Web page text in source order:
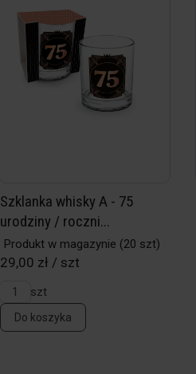
Szklanka whisky A - 75
urodziny / roczni...
Produkt w magazynie (20 szt)
29,00 zł / szt
szt
Do koszyka